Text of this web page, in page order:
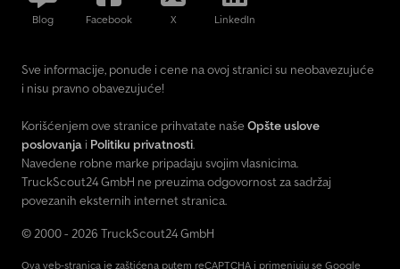
Blog Facebook X LinkedIn
Sve informacije, ponude i cene na ovoj stranici su neobavezujuće
i nisu pravno obavezujuće!
Korišćenjem ove stranice prihvatate naše Opšte uslove
poslovanja i Politiku privatnosti.
Navedene robne marke pripadaju svojim vlasnicima.
TruckScout24 GmbH ne preuzima odgovornost za sadržaj
povezanih eksternih internet stranica.
© 2000 - 2026 TruckScout24 GmbH
Ova veb-stranica je zaštićena putem reCAPTCHA i primenjuju se Google